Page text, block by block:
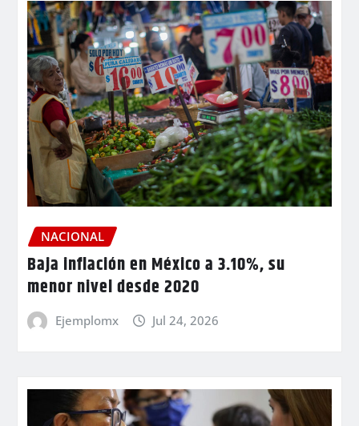
NACIONAL
Baja inflación en México a 3.10%, su
menor nivel desde 2020
Ejemplomx Jul 24, 2026